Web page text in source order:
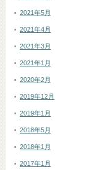
2021年5月
2021年4月
2021年3月
2021年1月
2020年2月
2019年12月
2019年1月
2018年5月
2018年1月
2017年1月